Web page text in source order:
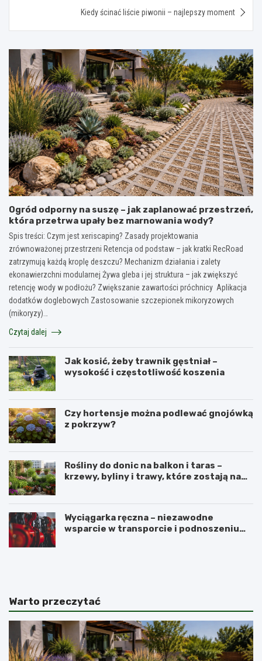
Kiedy ścinać liście piwonii – najlepszy moment
Ogród odporny na suszę – jak zaplanować przestrzeń,
która przetrwa upały bez marnowania wody?
Spis treści: Czym jest xeriscaping? Zasady projektowania
zrównoważonej przestrzeni Retencja od podstaw – jak kratki RecRoad
zatrzymują każdą kroplę deszczu? Mechanizm działania i zalety
ekonawierzchni modularnej Żywa gleba i jej struktura – jak zwiększyć
retencję wody w podłożu? Zwiększanie zawartości próchnicy Aplikacja
dodatków doglebowych Zastosowanie szczepionek mikoryzowych
(mikoryzy)…
Czytaj dalej
Jak kosić, żeby trawnik gęstniał –
wysokość i częstotliwość koszenia
Czy hortensje można podlewać gnojówką
z pokrzyw?
Rośliny do donic na balkon i taras –
krzewy, byliny i trawy, które zostają na
Wyciągarka ręczna – niezawodne
wsparcie w transporcie i podnoszeniu
N
p
s
z
p
a
P
i
a
ń
k
i
Warto przeczytać